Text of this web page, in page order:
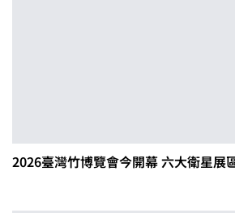
2026臺灣竹博覽會今開幕 六大衛星展